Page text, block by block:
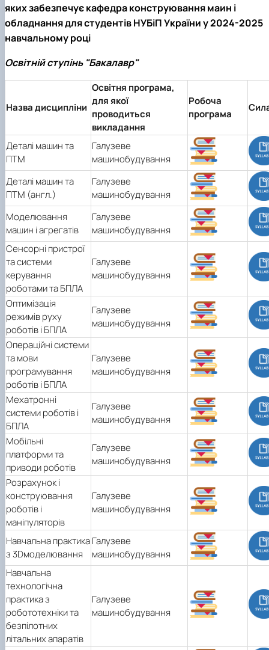
яких забезпечує кафедра конструювання маин і
обладнання для студентів НУБіП України у 2024-2025
навчальному році
Освітній ступінь "Бакалавр"
Назва дисципліни
Освітня програма,
для якої
проводиться
викладання
Робоча
програма
Деталі машин та
ПТМ
Галузеве
машинобудування
Деталі машин та
ПТМ (англ.)
Галузеве
машинобудування
Моделювання
машин і агрегатів
Галузеве
машинобудування
Сенсорні пристрої
та системи
керування
роботами та БПЛА
Галузеве
машинобудування
Оптимізація
режимів руху
роботів і БПЛА
Галузеве
машинобудування
Операційні системи
та мови
програмування
роботів і БПЛА
Галузеве
машинобудування
Мехатронні
системи роботів і
БПЛА
Галузеве
машинобудування
Мобільні
платформи та
приводи роботів
Галузеве
машинобудування
Розрахунок і
конструювання
роботів і
маніпуляторів
Галузеве
машинобудування
Навчальна практика
з 3Dмоделювання
Галузеве
машинобудування
Навчальна
технологічна
практика з
робототехніки та
безпілотних
літальних апаратів
Галузеве
машинобудування